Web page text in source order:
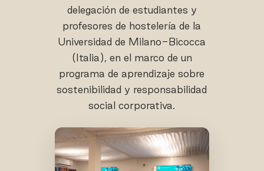
delegación de estudiantes y
profesores de hostelería de la
Universidad de Milano-Bicocca
(Italia), en el marco de un
programa de aprendizaje sobre
sostenibilidad y responsabilidad
social corporativa.